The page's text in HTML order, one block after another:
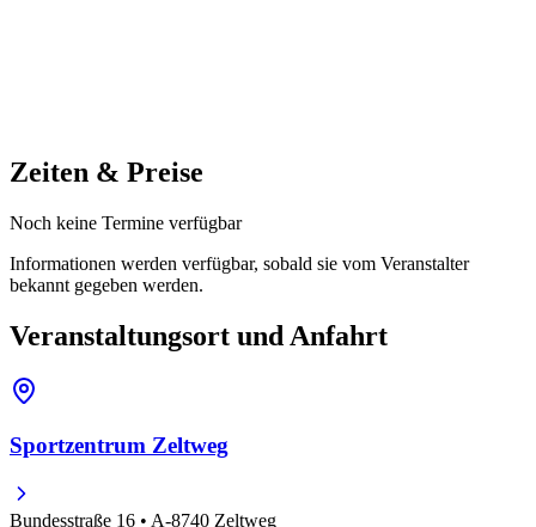
Zeiten & Preise
Noch keine Termine verfügbar
Informationen werden verfügbar, sobald sie vom Veranstalter
bekannt gegeben werden.
Veranstaltungsort und Anfahrt
Sportzentrum Zeltweg
Bundesstraße 16 • A-8740 Zeltweg